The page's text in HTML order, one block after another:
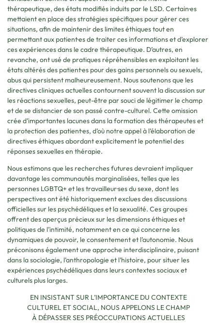
thérapeutique, des états modifiés induits par le LSD. Certain·es
mettaient en place des stratégies spécifiques pour gérer ces
situations, afin de maintenir des limites éthiques tout en
permettant aux patient·es de traiter ces informations et d’explorer
ces expériences dans le cadre thérapeutique. D’autres, en
revanche, ont usé de pratiques répréhensibles en exploitant les
états altérés des patient·es pour des gains personnels ou sexuels,
abus qui persistent malheureusement. Nous soutenons que les
directives cliniques actuelles contournent souvent la discussion sur
les réactions sexuelles, peut-être par souci de légitimer le champ
et de se distancier de son passé contre-culturel. Cette omission
crée d’importantes lacunes dans la formation des thérapeutes et
la protection des patient·es, d’où notre appel à l’élaboration de
directives éthiques abordant explicitement le potentiel des
réponses sexuelles en thérapie.
Nous estimons que les recherches futures devraient impliquer
davantage les communautés marginalisées, telles que les
personnes LGBTQ+ et les travailleur·ses du sexe, dont les
perspectives ont été historiquement exclues des discussions
officielles sur les psychédéliques et la sexualité. Ces groupes
offrent des aperçus précieux sur les dimensions éthiques et
politiques de l’intimité, notamment en ce qui concerne les
dynamiques de pouvoir, le consentement et l’autonomie. Nous
préconisons également une approche interdisciplinaire, puisant
dans la sociologie, l’anthropologie et l’histoire, pour situer les
expériences psychédéliques dans leurs contextes sociaux et
culturels plus larges.
EN INSISTANT SUR L’IMPORTANCE DU CONTEXTE
CULTUREL ET SOCIAL, NOUS APPELONS LE CHAMP
À DÉPASSER SES PRÉOCCUPATIONS ACTUELLES